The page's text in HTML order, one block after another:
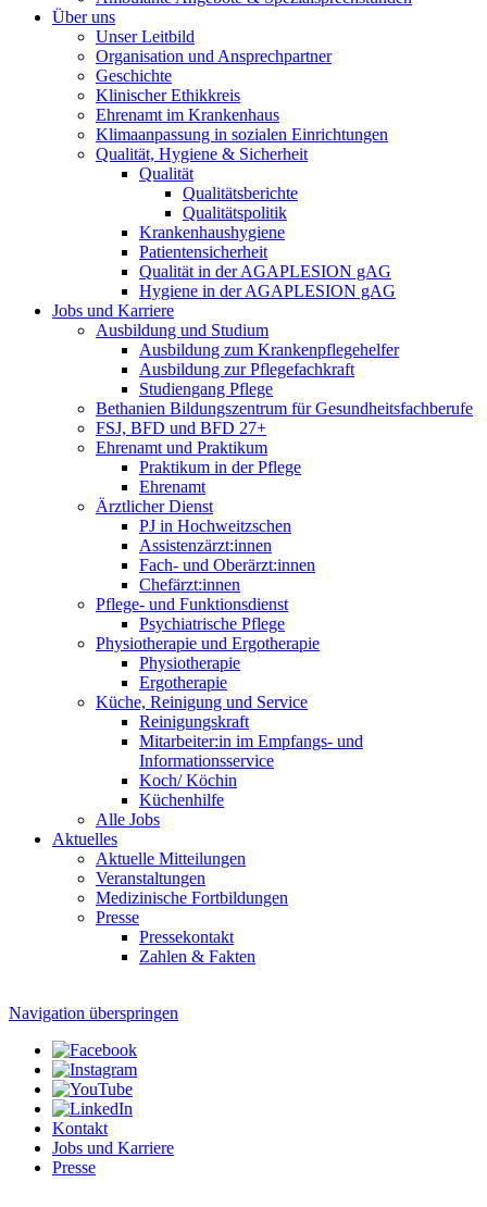
Über uns
Unser Leitbild
Organisation und Ansprechpartner
Geschichte
Klinischer Ethikkreis
Ehrenamt im Krankenhaus
Klimaanpassung in sozialen Einrichtungen
Qualität, Hygiene & Sicherheit
Qualität
Qualitätsberichte
Qualitätspolitik
Krankenhaushygiene
Patientensicherheit
Qualität in der AGAPLESION gAG
Hygiene in der AGAPLESION gAG
Jobs und Karriere
Ausbildung und Studium
Ausbildung zum Krankenpflegehelfer
Ausbildung zur Pflegefachkraft
Studiengang Pflege
Bethanien Bildungszentrum für Gesundheitsfachberufe
FSJ, BFD und BFD 27+
Ehrenamt und Praktikum
Praktikum in der Pflege
Ehrenamt
Ärztlicher Dienst
PJ in Hochweitzschen
Assistenzärzt:innen
Fach- und Oberärzt:innen
Chefärzt:innen
Pflege- und Funktionsdienst
Psychiatrische Pflege
Physiotherapie und Ergotherapie
Physiotherapie
Ergotherapie
Küche, Reinigung und Service
Reinigungskraft
Mitarbeiter:in im Empfangs- und
Informationsservice
Koch/ Köchin
Küchenhilfe
Alle Jobs
Aktuelles
Aktuelle Mitteilungen
Veranstaltungen
Medizinische Fortbildungen
Presse
Pressekontakt
Zahlen & Fakten
Navigation überspringen
Kontakt
Jobs und Karriere
Presse